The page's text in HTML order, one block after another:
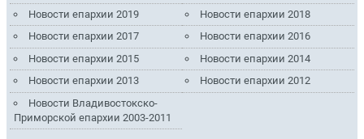
Новости епархии 2019
Новости епархии 2018
Новости епархии 2017
Новости епархии 2016
Новости епархии 2015
Новости епархии 2014
Новости епархии 2013
Новости епархии 2012
Новости Владивостокско-
Приморской епархии 2003-2011